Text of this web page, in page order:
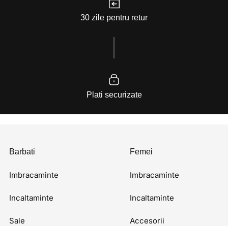
30 zile pentru retur
Plati securizate
Barbati
Imbracaminte
Incaltaminte
Sale
Femei
Imbracaminte
Incaltaminte
Accesorii